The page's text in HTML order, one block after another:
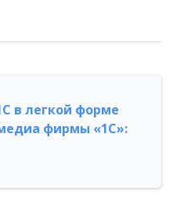
в легкой форме
фирмы «1С»: